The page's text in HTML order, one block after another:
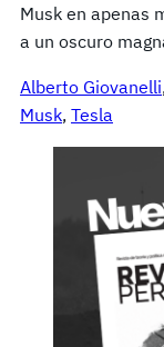
Musk en apenas
a un oscuro
Alberto Giovanelli
Musk, Tesla